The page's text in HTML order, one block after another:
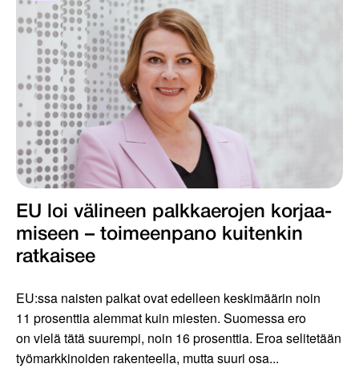
EU loi välineen palkkaerojen korjaa­
miseen – toimeenpano kuiten­kin
ratkaisee
EU:ssa naisten palkat ovat edelleen keskimäärin noin
11 prosenttia alemmat kuin miesten. Suomessa ero
on vielä tätä suurempi, noin 16 prosenttia. Eroa selitetään
työmarkkinoiden rakenteella, mutta suuri osa...